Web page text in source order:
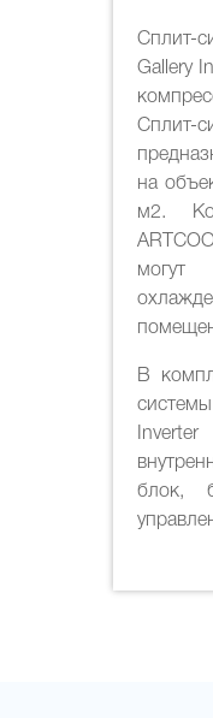
Сплит-
Gallery
на
м2.
могут
В
блок,